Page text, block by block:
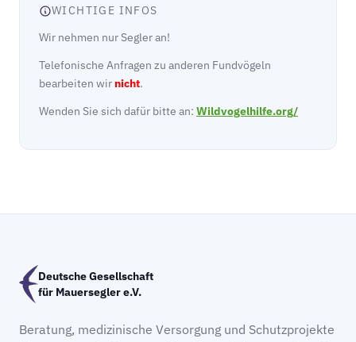
WICHTIGE INFOS
Wir nehmen nur Segler an!
Telefonische Anfragen zu anderen Fundvögeln
bearbeiten wir nicht.
Wenden Sie sich dafür bitte an: Wildvogelhilfe.org/
Deutsche Gesellschaft
für Mauersegler e.V.
Beratung, medizinische Versorgung und Schutzprojekte